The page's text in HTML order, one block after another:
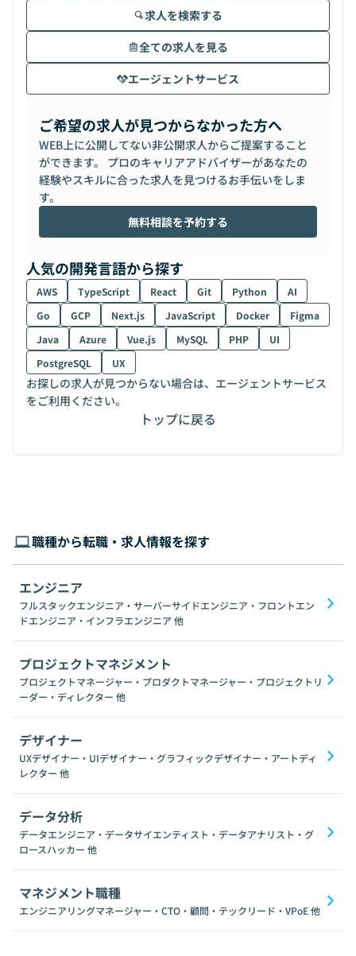
求人を検索する
全ての求人を見る
エージェントサービス
ご希望の求人が見つからなかった方へ
WEB上に公開してない非公開求人からご提案すること
ができます。 プロのキャリアアドバイザーがあなたの
経験やスキルに合った求人を見つけるお手伝いをしま
す。
無料相談を予約する
人気の開発言語から探す
AWS TypeScript React Git Python
AI
Go
GCP Next.js JavaScript Docker
Figma
Java
Azure Vue.js MySQL PHP
UI
PostgreSQL
UX
お探しの求人が見つからない場合は、エージェントサービス
をご利用ください。
トップに戻る
職種から転職・求人情報を探す
エンジニア
フルスタックエンジニア・サーバーサイドエンジニア・フロントエン
ドエンジニア・インフラエンジニア 他
プロジェクトマネジメント
プロジェクトマネージャー・プロダクトマネージャー・プロジェクトリ
ーダー・ディレクター 他
デザイナー
UXデザイナー・UIデザイナー・グラフィックデザイナー・アートディ
レクター 他
データ分析
データエンジニア・データサイエンティスト・データアナリスト・グ
ロースハッカー 他
マネジメント職種
エンジニアリングマネージャー・CTO・顧問・テックリード・VPoE他